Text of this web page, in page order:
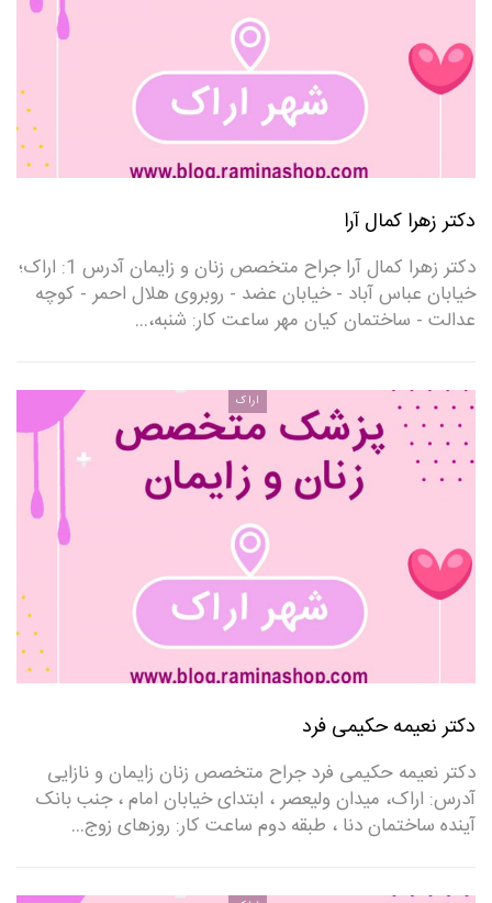
دکتر زهرا کمال آرا
دکتر زهرا کمال آرا جراح متخصص زنان و زایمان آدرس 1: اراک؛
خیابان عباس آباد - خیابان عضد - روبروی هلال احمر - کوچه
عدالت - ساختمان کیان مهر ساعت کار: شنبه،…
اراک
دکتر نعیمه حکیمی فرد
دکتر نعیمه حکیمی فرد جراح متخصص زنان زایمان و نازایی
آدرس: اراک، میدان ولیعصر ، ابتدای خیابان امام ، جنب بانک
آینده ساختمان دنا ، طبقه دوم ساعت کار: روزهای زوج…